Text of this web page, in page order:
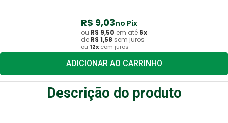
R$ 9,03no Pix
ou R$ 9,50 em até 6x
de R$ 1,58 sem juros
ou 12x com juros
ADICIONAR AO CARRINHO
Descrição do produto